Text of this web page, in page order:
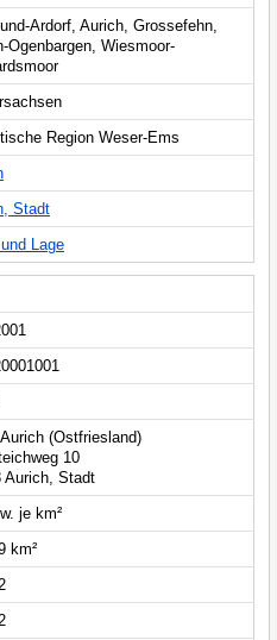
Ardorf, Aurich, Grossefehn,
Ogenbargen, Wiesmoor-
Region Weser-Ems
Stadt
Lage
(Ostfriesland)
10
Aurich, Stadt
je km²
km²